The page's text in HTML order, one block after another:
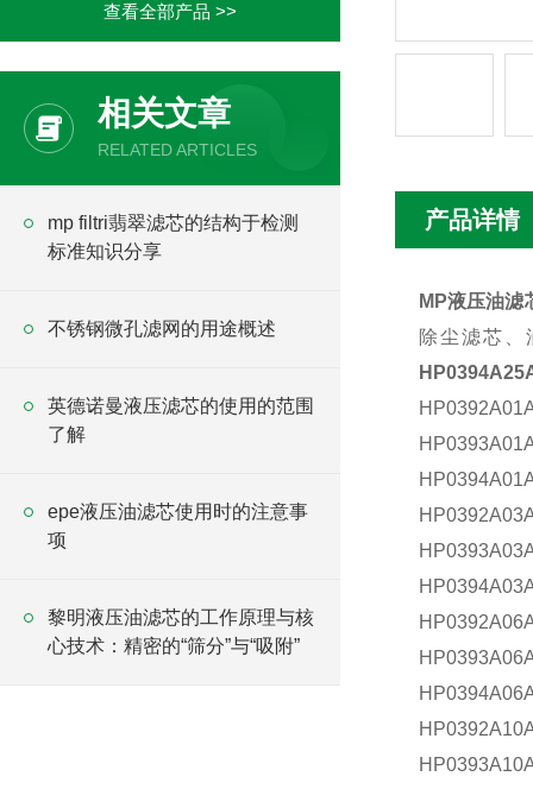
查看全部产品 >>
相关文章
RELATED ARTICLES
mp filtri翡翠滤芯的结构于检测
标准知识分享
不锈钢微孔滤网的用途概述
英德诺曼液压滤芯的使用的范围
了解
epe液压油滤芯使用时的注意事
项
黎明液压油滤芯的工作原理与核
心技术：精密的“筛分”与“吸附”
产品详情
MP液压油
除尘滤芯